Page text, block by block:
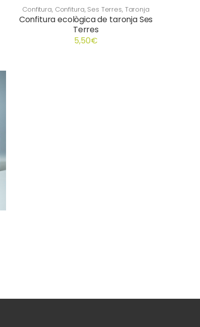
Confitura, Confitura, Ses Terres, Taronja
Confitura ecològica de taronja Ses
Terres
5,50€